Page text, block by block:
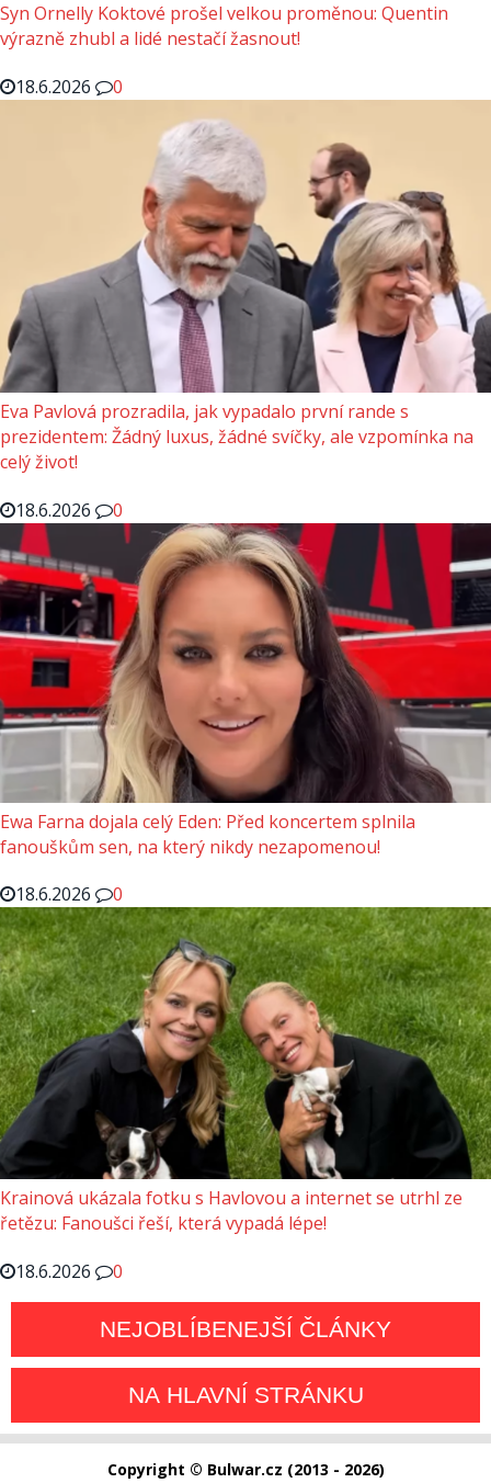
Syn Ornelly Koktové prošel velkou proměnou: Quentin
výrazně zhubl a lidé nestačí žasnout!
18.6.2026
0
Eva Pavlová prozradila, jak vypadalo první rande s
prezidentem: Žádný luxus, žádné svíčky, ale vzpomínka na
celý život!
18.6.2026
0
Ewa Farna dojala celý Eden: Před koncertem splnila
fanouškům sen, na který nikdy nezapomenou!
18.6.2026
0
Krainová ukázala fotku s Havlovou a internet se utrhl ze
řetězu: Fanoušci řeší, která vypadá lépe!
18.6.2026
0
NEJOBLÍBENEJŠÍ ČLÁNKY
NA HLAVNÍ STRÁNKU
Copyright © Bulwar.cz (2013 - 2026)